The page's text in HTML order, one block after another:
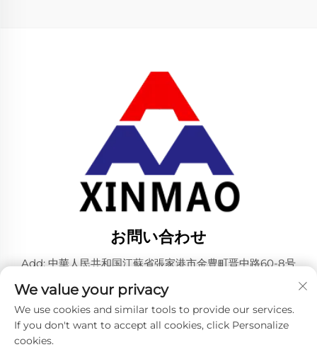
お問い合わせ
Add: 中華人民共和国江蘇省張家港市金豊町晋中路60-8号
電話番号：+86-18952445692
メールアドレス：[email protected]
We value your privacy
We use cookies and similar tools to provide our services.
If you don't want to accept all cookies, click Personalize
cookies.